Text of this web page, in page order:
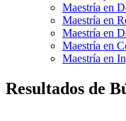
Maestría en
Maestría en
Maestría en
Maestría en
Maestría en
Resultados de